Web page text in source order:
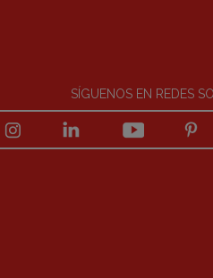
SÍGUENOS EN REDES